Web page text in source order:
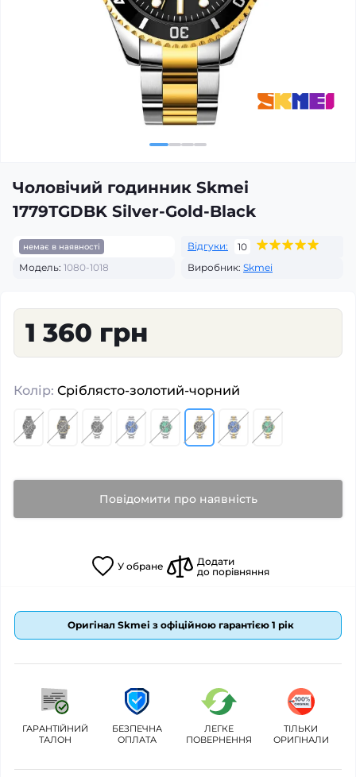
Чоловічий годинник Skmei
1779TGDBK Silver-Gold-Black
немає в наявності Відгуки:
10
Модель: 1080-1018 Виробник: Skmei
1 360 грн
Колір: Сріблясто-золотий-чорний
Повідомити про наявність
У обране
Додати
до порівняння
Оригінал Skmei з офіційною гарантією 1 рік
ГАРАНТІЙНИЙ
ТАЛОН
БЕЗПЕЧНА
ОПЛАТА
ЛЕГКЕ
ПОВЕРНЕННЯ
ТІЛЬКИ
ОРИГІНАЛИ